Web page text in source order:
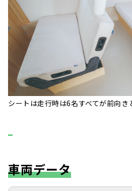
シートは走行時は6名すべてが前向き
車両データ